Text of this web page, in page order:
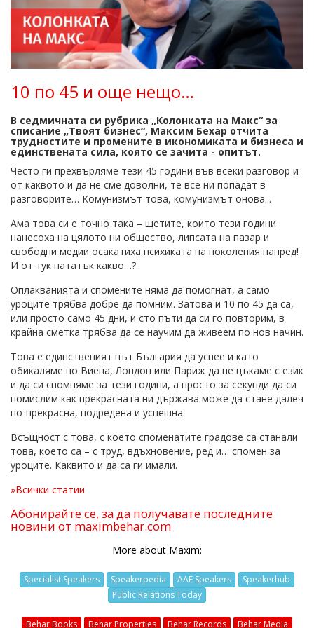
10 по 45 и още нещо…
В седмичната си рубрика „Колонката на Макс“ за
списание „Твоят бизнес“, Максим Бехар отчита
трудностите и промените в икономиката и бизнеса и
единствената сила, която се зачита - опитът.
Често ги прехвърляме тези 45 години във всеки разговор и
от каквото и да не сме доволни, те все ни попадат в
разговорите… Комунизмът това, комунизмът онова...
Ама това си е точно така – щетите, които тези години
нанесоха на цялото ни общество, липсата на пазар и
свободни медии осакатиха психиката на поколения напред!
И от тук нататък какво…?
Оплакванията и спомените няма да помогнат, а само
уроците трябва добре да помним. Затова и 10 по 45 да са,
или просто само 45 дни, и сто пъти да си го повторим, в
крайна сметка трябва да се научим да живеем по нов начин.
Това е единственият път България да успее и като
обикаляме по Виена, Лондон или Париж да не цъкаме с език
и да си спомняме за тези години, а просто за секунди да си
помислим как прекрасната ни държава може да стане далеч
по-прекрасна, подредена и успешна.
Всъщност с това, с което споменатите градове са станали
това, което са – с труд, вдъхновение, ред и… спомен за
уроците. Каквито и да са ги имали.
»Всички статии
Абонирайте се, за да получавате последните
новини от maximbehar.com
More about Maxim:
Specialist Speakers Speakerpedia AAE Speakers
Speakerhub
Public Relations Today
Behar Books Behar Properties Behar Records Behar Media